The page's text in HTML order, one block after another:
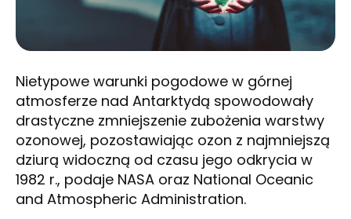
Nietypowe warunki pogodowe w górnej
atmosferze nad Antarktydą spowodowały
drastyczne zmniejszenie zubożenia warstwy
ozonowej, pozostawiając ozon z najmniejszą
dziurą widoczną od czasu jego odkrycia w
1982 r., podaje NASA oraz National Oceanic
and Atmospheric Administration.